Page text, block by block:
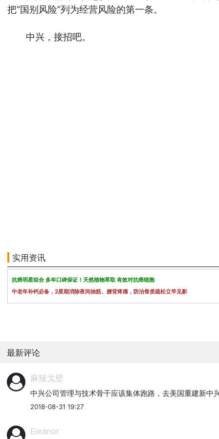
把“国别风险”列为经营风险的第一条。
中兴，接招吧。
实用资讯
抗癌明星组合 多年口碑保证！天然植物萃取 有效对抗癌细胞
中老年补钙必备，2星期消除夜间抽筋、腰背疼痛，防治骨质疏松立竿见影
最新评论
麻辣戈壁
中兴公司管理与技术骨干应该集体跑路，去美国重建新中
2018-08-31 19:27
Eleanor